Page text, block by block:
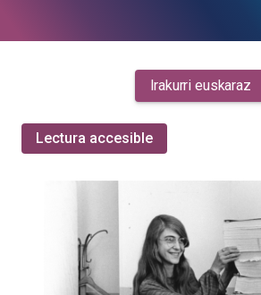
Irakurri euskaraz
Lectura accesible